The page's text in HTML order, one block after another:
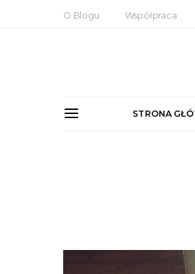
O Blogu Współpraca
STRONA